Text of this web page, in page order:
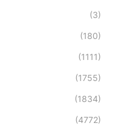
(3)
(180)
(1111)
(1755)
(1834)
(4772)